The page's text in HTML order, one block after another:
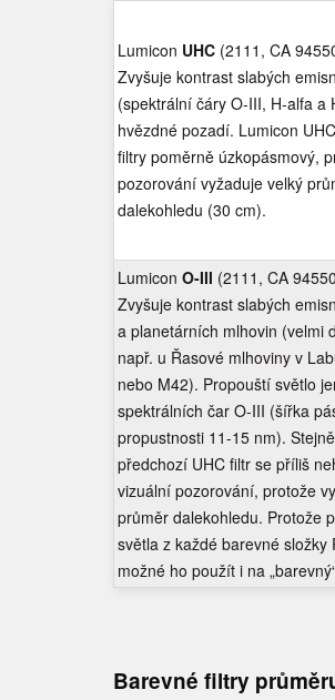
Lumicon UHC(2111, CA
Zvyšuje kontrast slabých
(spektrální čáry O-III, H-alfa a
hvězdné pozadí. Lumicon
filtry poměrně úzkopásmový,
pozorování vyžaduje velký
dalekohledu (30 cm).
Lumicon O-III (2111, CA
Zvyšuje kontrast slabých
a planetárních mlhovin (velmi
např. u Řasové mlhoviny v
nebo M42). Propouští světlo
spektrálních čar O-III (šířka
propustnosti 11-15 nm).
předchozí UHC filtr se příliš
vizuální pozorování, protože
průměr dalekohledu. Protože
světla z každé barevné složky
možné ho použít i na
Barevné filtry